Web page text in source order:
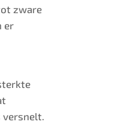
zware
er
versnelt.